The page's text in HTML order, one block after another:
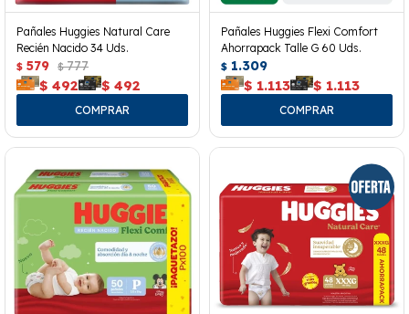
Pañales Huggies Natural Care
Recién Nacido 34 Uds.
$ 579 $ 777
$ 492 $ 492
Pañales Huggies Flexi Comfort
Ahorrapack Talle G 60 Uds.
$ 1.309
$ 1.113 $ 1.113